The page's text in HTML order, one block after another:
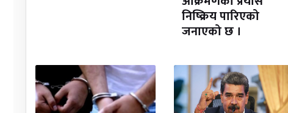
निष्क्रिय पारिएको
जनाएको छ ।